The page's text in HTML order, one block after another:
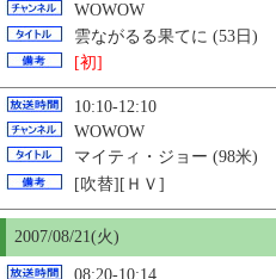
WOWOW
雲ながるる果てに (53日)
[初]
10:10-12:10
WOWOW
マイティ・ジョー (98米)
[吹替][ＨＶ]
2007/08/21(火)
08:20-10:14